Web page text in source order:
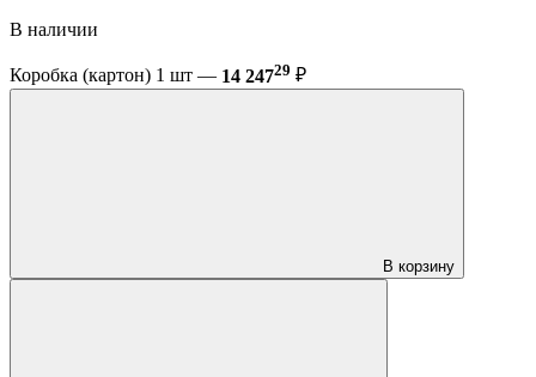
В наличии
Коробка (картон) 1 шт — 14 24729 ₽
В корзину